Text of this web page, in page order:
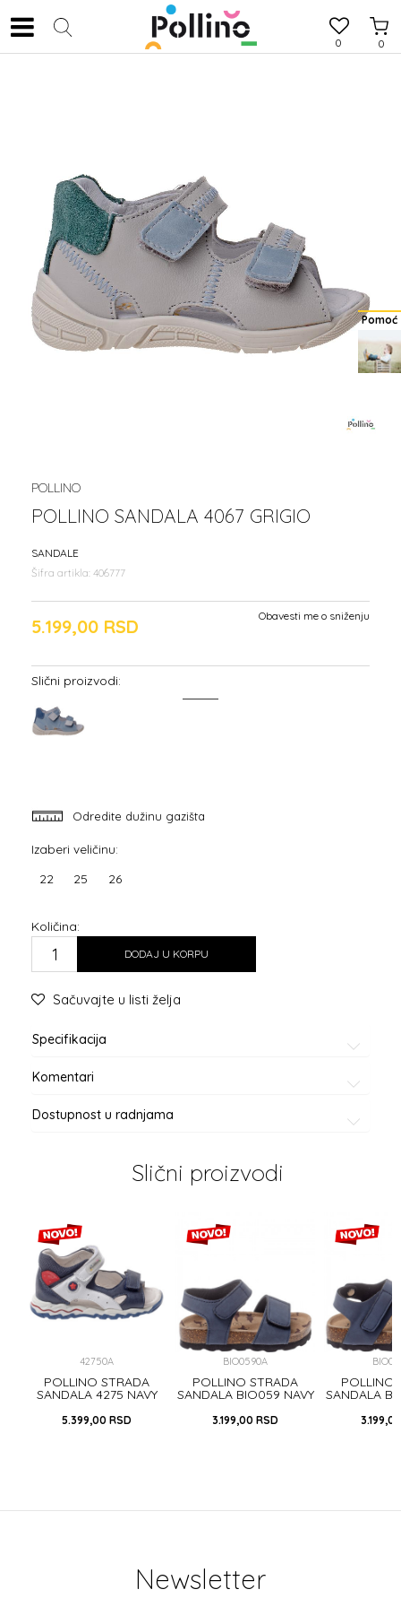
0
0
POLLINO
POLLINO SANDALA 4067 GRIGIO
SANDALE
Šifra artikla: 406777
5.199,00 RSD Obavesti me o sniženju
Slični proizvodi:
Odredite dužinu gazišta
Izaberi veličinu:
22 25 26
Količina:
DODAJ U KORPU
Sačuvajte u listi želja
Specifikacija
Komentari
Dostupnost u radnjama
Slični proizvodi
42750A
POLLINO STRADA
SANDALA 4275 NAVY
5.399,00 RSD
BIO0590A
POLLINO STRADA
SANDALA BIO059 NAVY
3.199,00 RSD
POLLINO
SANDALA
3.199,00
Pomoć
Newsletter